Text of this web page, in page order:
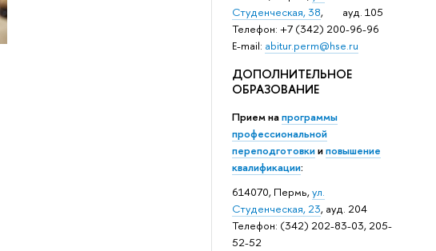
Студенческая, 38, ауд. 105
Телефон: +7 (342) 200-96-96
E-mail: abitur.perm@hse.ru
ДОПОЛНИТЕЛЬНОЕ
ОБРАЗОВАНИЕ
Прием напрограммы
профессиональной
переподготовкииповышение
квалификации:
614070, Пермь,ул.
Студенческая, 23, ауд. 204
Телефон: (342) 202-83-03, 205-
52-52